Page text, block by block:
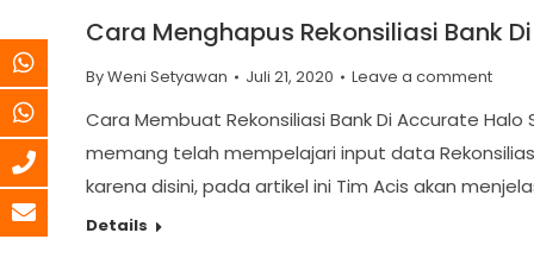
Cara Menghapus Rekonsiliasi Bank
ByWeni Setyawan Juli 21, 2020 Leave a comment
Cara Membuat Rekonsiliasi Bank Di Accurate
memang telah mempelajari input data
karena disini, pada artikel ini Tim Acis akan
Details